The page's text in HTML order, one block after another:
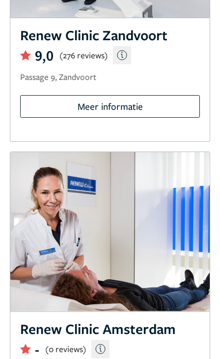
Renew Clinic Zandvoort
9,0
(276 reviews)
Passage 9, Zandvoort
Meer informatie
Renew Clinic Amsterdam
-
(0 reviews)